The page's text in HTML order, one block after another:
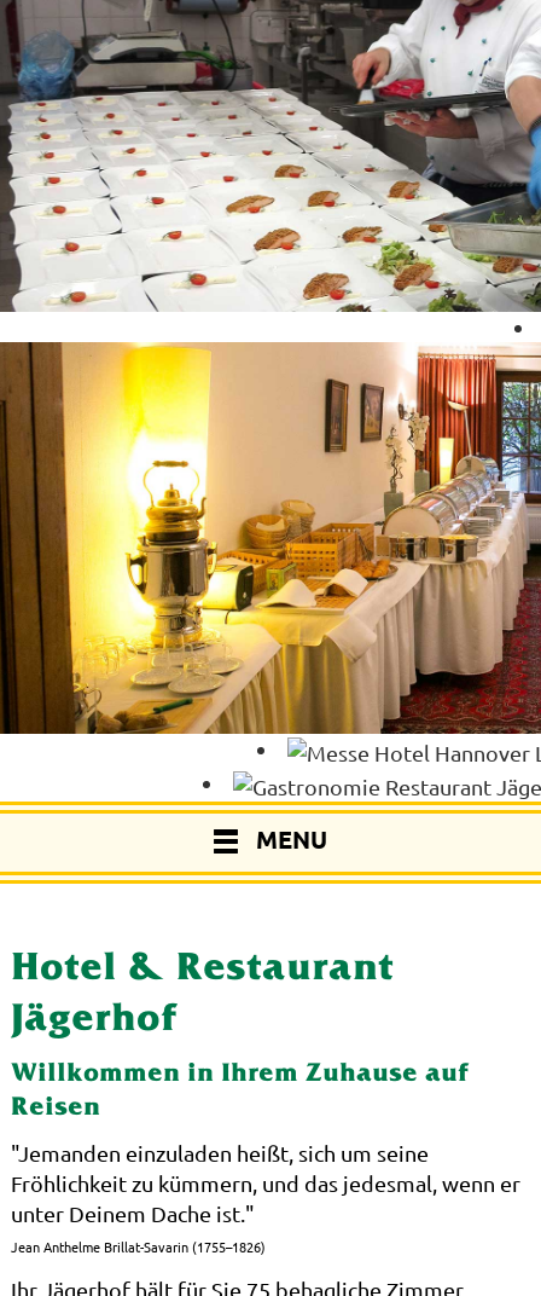
MENU
Hotel & Restaurant
Jägerhof
Willkommen in Ihrem Zuhause auf
Reisen
"Jemanden einzuladen heißt, sich um seine
Fröhlichkeit zu kümmern, und das jedesmal, wenn er
unter Deinem Dache ist."
Jean Anthelme Brillat-Savarin (1755–1826)
Ihr Jägerhof hält für Sie 75 behagliche Zimmer